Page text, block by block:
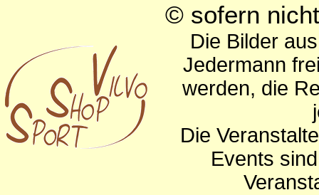
© sofern
Die Bilder
Jedermann
werden, die
Die
Events